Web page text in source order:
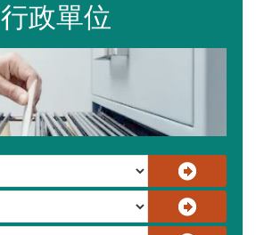
行政單位